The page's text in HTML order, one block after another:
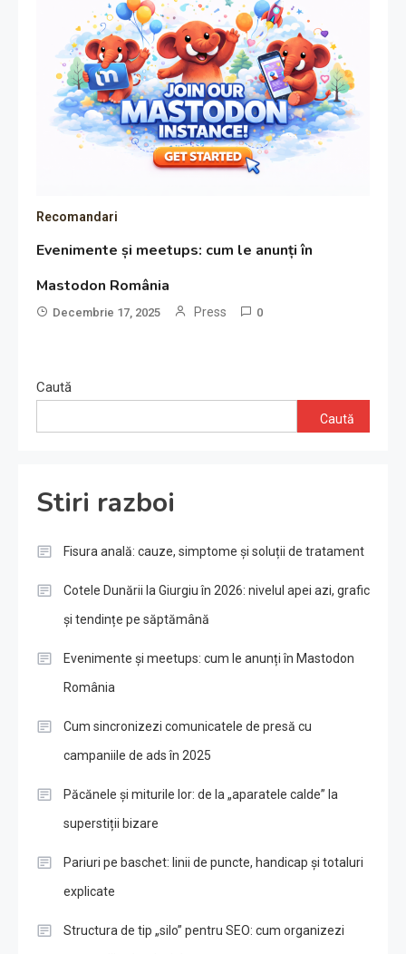
Recomandari
Evenimente și meetups: cum le anunți în
Mastodon România
Decembrie 17, 2025 Press 0
Caută
Caută
Stiri razboi
Fisura anală: cauze, simptome și soluții de tratament
Cotele Dunării la Giurgiu în 2026: nivelul apei azi, grafic
și tendințe pe săptămână
Evenimente și meetups: cum le anunți în Mastodon
România
Cum sincronizezi comunicatele de presă cu
campaniile de ads în 2025
Păcănele și miturile lor: de la „aparatele calde” la
superstiții bizare
Pariuri pe baschet: linii de puncte, handicap și totaluri
explicate
Structura de tip „silo” pentru SEO: cum organizezi